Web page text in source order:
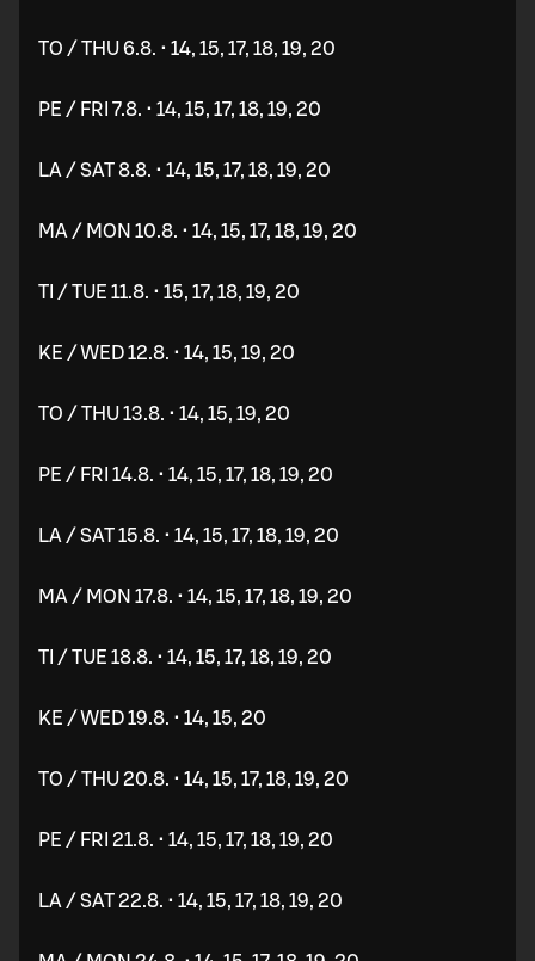
TO / THU 6.8. • 14, 15, 17, 18, 19, 20
PE / FRI 7.8. • 14, 15, 17, 18, 19, 20
LA / SAT 8.8. • 14, 15, 17, 18, 19, 20
MA / MON 10.8. • 14, 15, 17, 18, 19, 20
TI / TUE 11.8. • 15, 17, 18, 19, 20
KE / WED 12.8. • 14, 15, 19, 20
TO / THU 13.8. • 14, 15, 19, 20
PE / FRI 14.8. • 14, 15, 17, 18, 19, 20
LA / SAT 15.8. • 14, 15, 17, 18, 19, 20
MA / MON 17.8. • 14, 15, 17, 18, 19, 20
TI / TUE 18.8. • 14, 15, 17, 18, 19, 20
KE / WED 19.8. • 14, 15, 20
TO / THU 20.8. • 14, 15, 17, 18, 19, 20
PE / FRI 21.8. • 14, 15, 17, 18, 19, 20
LA / SAT 22.8. • 14, 15, 17, 18, 19, 20